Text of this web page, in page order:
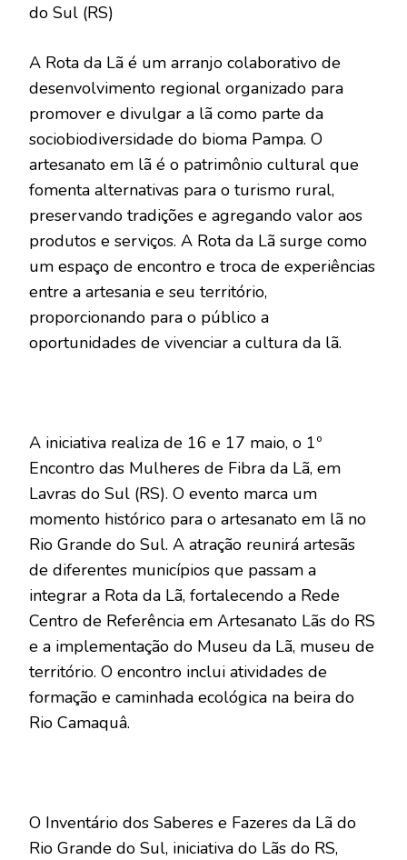
do Sul (RS)
A Rota da Lã é um arranjo colaborativo de
desenvolvimento regional organizado para
promover e divulgar a lã como parte da
sociobiodiversidade do bioma Pampa. O
artesanato em lã é o patrimônio cultural que
fomenta alternativas para o turismo rural,
preservando tradições e agregando valor aos
produtos e serviços. A Rota da Lã surge como
um espaço de encontro e troca de experiências
entre a artesania e seu território,
proporcionando para o público a
oportunidades de vivenciar a cultura da lã.
A iniciativa realiza de 16 e 17 maio, o 1º
Encontro das Mulheres de Fibra da Lã, em
Lavras do Sul (RS). O evento marca um
momento histórico para o artesanato em lã no
Rio Grande do Sul. A atração reunirá artesãs
de diferentes municípios que passam a
integrar a Rota da Lã, fortalecendo a Rede
Centro de Referência em Artesanato Lãs do RS
e a implementação do Museu da Lã, museu de
território. O encontro inclui atividades de
formação e caminhada ecológica na beira do
Rio Camaquâ.
O Inventário dos Saberes e Fazeres da Lã do
Rio Grande do Sul, iniciativa do Lãs do RS,